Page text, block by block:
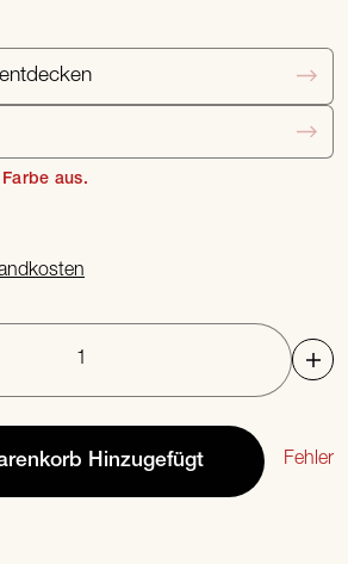
aus.
Hinzugefügt Fehler